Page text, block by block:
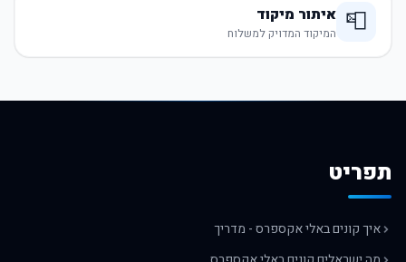
📮 איתור מיקוד
המיקוד המדויק למשלוח
תפריט
איך קונים באלי אקספרס - מדריך